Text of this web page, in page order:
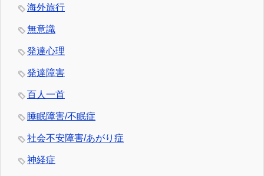
海外旅行
無意識
発達心理
発達障害
百人一首
睡眠障害/不眠症
社会不安障害/あがり症
神経症